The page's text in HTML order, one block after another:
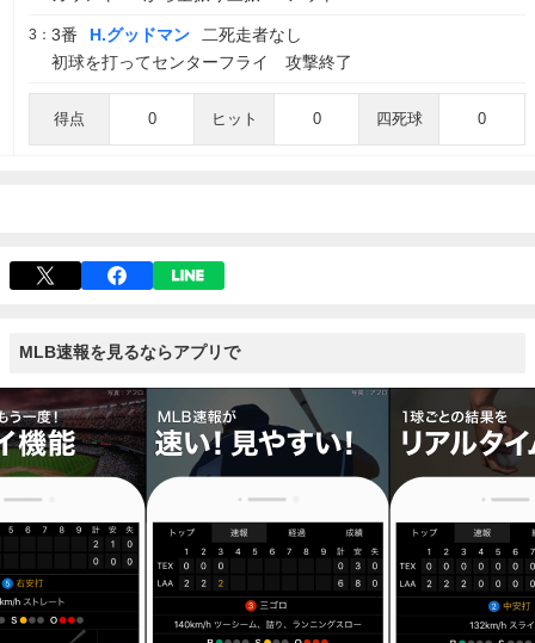
3： 3番 H.グッドマン
二死走者なし
初球を打ってセンターフライ 攻撃終了
得点 0 ヒット 0 四死球 0
MLB速報を見るならアプリで